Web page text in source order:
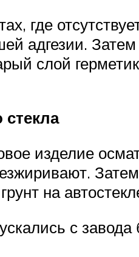
где
адгезии. Затем
слой
стекла
изделие
на
с завода